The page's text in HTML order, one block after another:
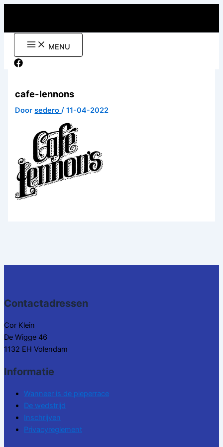
de
MENU
cafe-lennons
Doorsedero/11-04-2022
Contactadressen
Cor Klein
De Wigge 46
1132 EH Volendam
Informatie
Wanneer is de pieperrace
De wedstrijd
Inschrijven
Privacyreglement